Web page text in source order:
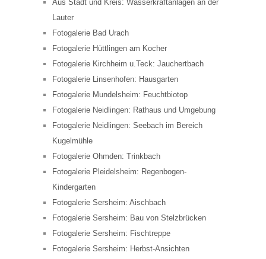
Aus Stadt und Kreis: Wasserkraftanlagen an der
Lauter
Fotogalerie Bad Urach
Fotogalerie Hüttlingen am Kocher
Fotogalerie Kirchheim u.Teck: Jauchertbach
Fotogalerie Linsenhofen: Hausgarten
Fotogalerie Mundelsheim: Feuchtbiotop
Fotogalerie Neidlingen: Rathaus und Umgebung
Fotogalerie Neidlingen: Seebach im Bereich
Kugelmühle
Fotogalerie Ohmden: Trinkbach
Fotogalerie Pleidelsheim: Regenbogen-
Kindergarten
Fotogalerie Sersheim: Aischbach
Fotogalerie Sersheim: Bau von Stelzbrücken
Fotogalerie Sersheim: Fischtreppe
Fotogalerie Sersheim: Herbst-Ansichten